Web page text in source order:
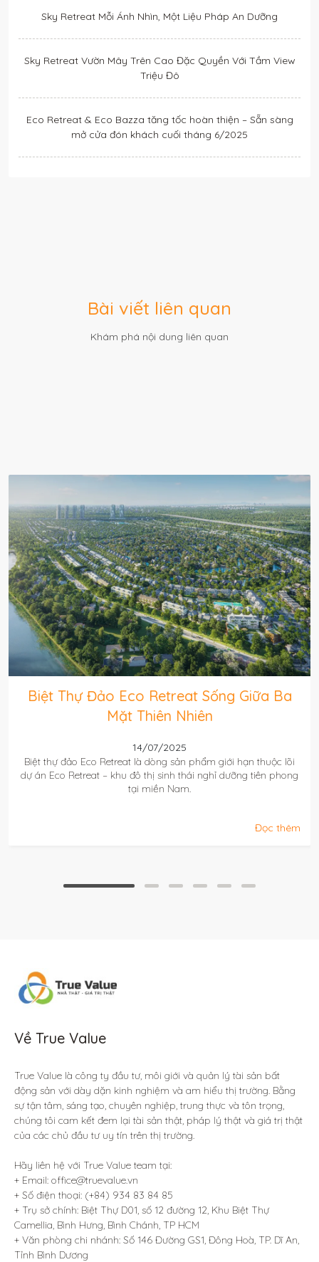
Sky Retreat Mỗi Ánh Nhìn, Một Liệu Pháp An Dưỡng
Sky Retreat Vườn Mây Trên Cao Đặc Quyền Với Tầm View
Triệu Đô
Eco Retreat & Eco Bazza tăng tốc hoàn thiện – Sẵn sàng
mở cửa đón khách cuối tháng 6/2025
Bài viết liên quan
Khám phá nội dung liên quan
Giữa Ba
hạn thuộc lõi
tiên phong
Eco Retreat Sống An Nhiên,
Eco Retreat ra đời như một lời giải đáp trọn
thị sinh thái chuẩn “retreat” đầu tiên tại Việt
Về True Value
True Value là công ty đầu tư, môi giới và quản lý tài sản bất
động sản với dày dặn kinh nghiệm và am hiểu thị trường. Bằng
sự tận tâm, sáng tạo, chuyên nghiệp, trung thực và tôn trọng,
chúng tôi cam kết đem lại tài sản thật, pháp lý thật và giá trị thật
của các chủ đầu tư uy tín trên thị trường.
Hãy liên hệ với True Value team tại:
+ Email: office@truevalue.vn
+ Số điện thoại: (+84) 934 83 84 85
+ Trụ sở chính: Biệt Thự D01, số 12 đường 12, Khu Biệt Thự
Camellia, Bình Hưng, Bình Chánh, TP HCM
+ Văn phòng chi nhánh: Số 146 Đường GS1, Đông Hoà, TP. Dĩ An,
Tỉnh Bình Dương